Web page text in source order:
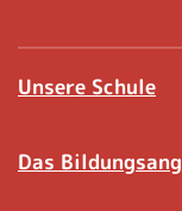
Unsere Schule
Das